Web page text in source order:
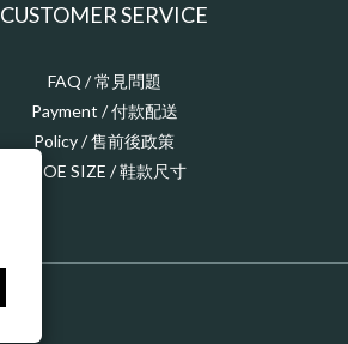
CUSTOMER SERVICE
FAQ / 常見問題
Payment / 付款配送
Policy / 售前後政策
SHOE SIZE / 鞋款尺寸